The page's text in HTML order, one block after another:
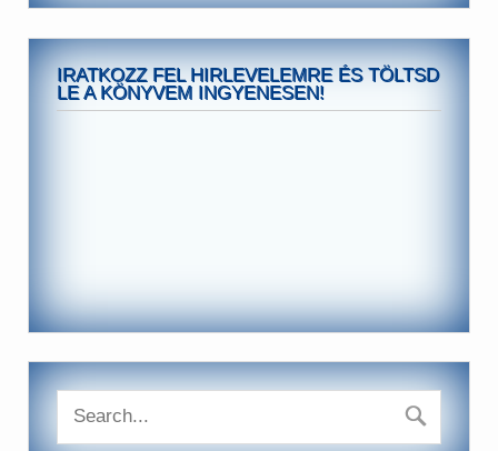
IRATKOZZ FEL HIRLEVELEMRE ÉS TÖLTSD
LE A KÖNYVEM INGYENESEN!